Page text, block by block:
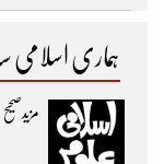
ہماری